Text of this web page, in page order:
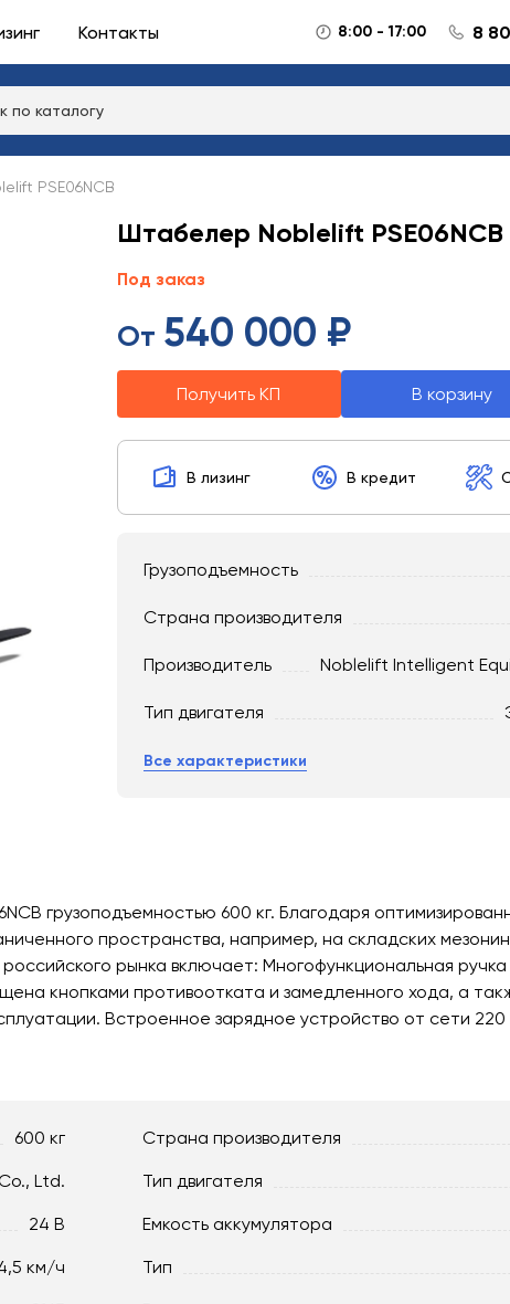
Контакты 8:00 - 17:00 8
PSE06NCB
Штабелер Noblelift PSE06NCB
Под заказ
От 540 000 ₽
Получить КП В корзину
В лизинг В кредит
Грузоподъемность
Страна производителя
Производитель Noblelift Intelligent
Тип двигателя
Все характеристики
грузоподъемностью 600 кг. Благодаря
пространства, например, на складских
рынка включает: Многофункциональная
кнопками противоотката и замедленного хода, а
Встроенное зарядное устройство от сети
600 кг Страна производителя
Ltd. Тип двигателя
24 В Емкость аккумулятора
км/ч Тип